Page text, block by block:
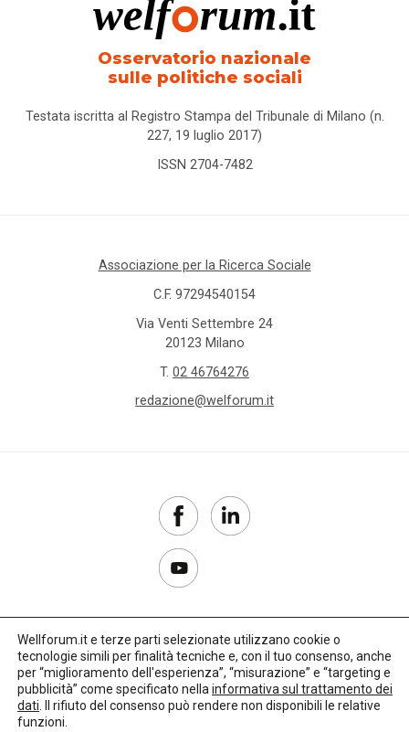
Osservatorio nazionale
sulle politiche sociali
Testata iscritta al Registro Stampa del Tribunale di Milano (n.
227, 19 luglio 2017)
ISSN 2704-7482
Associazione per la Ricerca Sociale
C.F. 97294540154
Via Venti Settembre 24
20123 Milano
T. 02 46764276
redazione@welforum.it
Copyright 2017–2026
Privacy Policy
Wellforum.it e terze parti selezionate utilizzano cookie o
tecnologie simili per finalità tecniche e, con il tuo consenso, anche
per “miglioramento dell'esperienza”, “misurazione” e “targeting e
pubblicità” come specificato nella informativa sul trattamento dei
dati . Il rifiuto del consenso può rendere non disponibili le relative
funzioni.